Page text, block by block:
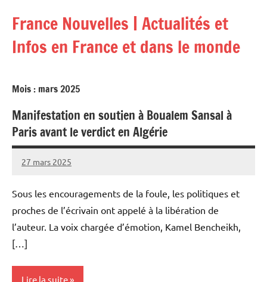
contenu
France Nouvelles | Actualités et
Infos en France et dans le monde
Mois : mars 2025
Manifestation en soutien à Boualem Sansal à
Paris avant le verdict en Algérie
27 mars 2025
Admins
Sous les encouragements de la foule, les politiques et
proches de l’écrivain ont appelé à la libération de
l’auteur. La voix chargée d’émotion, Kamel Bencheikh,
[…]
Lire la suite